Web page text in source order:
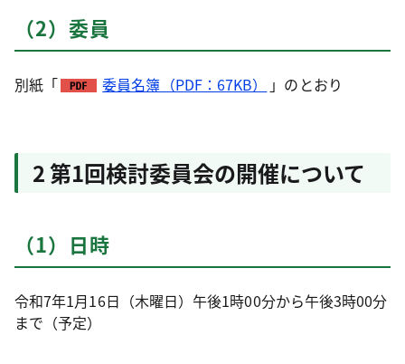
（2）委員
別紙「 委員名簿（PDF：67KB） 」のとおり
2 第1回検討委員会の開催について
（1）日時
令和7年1月16日（木曜日）午後1時00分から午後3時00分
まで（予定）